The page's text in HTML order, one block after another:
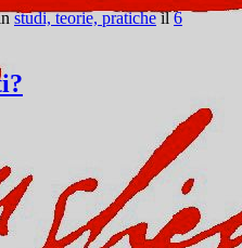
studi, teorie, praticheil6